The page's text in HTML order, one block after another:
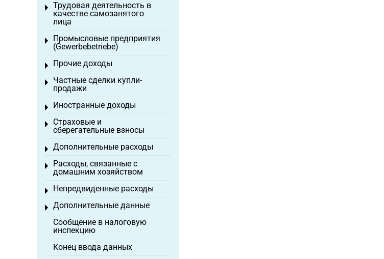
Трудовая деятельность в
качестве самозанятого
лица
Toggle menu
Промысловые предприятия
(Gewerbebetriebe)
Toggle menu
Прочие доходы
Toggle menu
Частные сделки купли-
продажи
Toggle menu
Иностранные доходы
Toggle menu
Страховые и
сберегательные взносы
Toggle menu
Дополнительные расходы
Toggle menu
Расходы, связанные с
домашним хозяйством
Toggle menu
Непредвиденные расходы
Toggle menu
Дополнительные данные
Toggle menu
Сообщение в налоговую
инспекцию
Конец ввода данных